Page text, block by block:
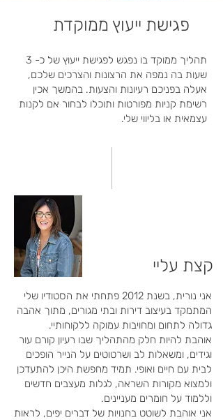
פגישת ייעוץ ממוקדת
תהליך ממוקד בו נפגש לפגישת ייעוץ של כ- 3
שעות בה נמפה את הרצונות והצרכים שלכם,
אעלה בפניכם רעיונות והצעות. בהמשך אכין
רשימת קניות מפורטות ותוכלו לבחור אם לקנות
עצמאית או בליווי שלי.
קצת עליי
אני נורית, בשנת 2012 פתחתי את הסטודיו שלי
המתמקד בעיצוב דירות ובתי מגורים, מתוך אהבה
גדולה לתחום ומחויבות עמוקה ללקוחותיי.
אוהבת להיות חלק מהתהליך שבו רעיון קורם עור
וגידים, ומשאלות לב ושרטוטים על הנייר הופכים
לבית עם חיים ואופי. תמיד מחפשת היכן להתעדכן
ולמצוא מקורות השראה, לגלות מעצבים חדשים
וללמוד על חומרים מעניינים.
אני אוהבת לשוטט בחנויות של דברים יפים, לראות